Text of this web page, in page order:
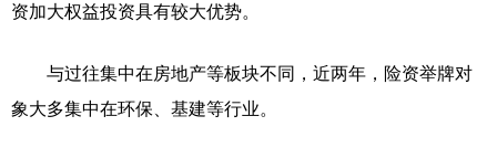
资加大权益投资具有较大优势。
与过往集中在房地产等板块不同，近两年，险资举牌对
象大多集中在环保、基建等行业。